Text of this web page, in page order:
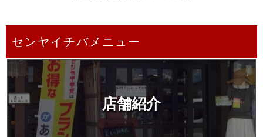
センヤイチバメニュー
店舗紹介